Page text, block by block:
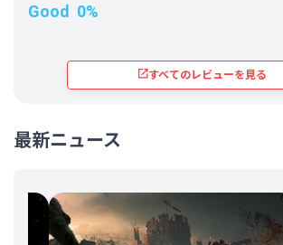
Good 0%
すべてのレビューを見る
最新ニュース